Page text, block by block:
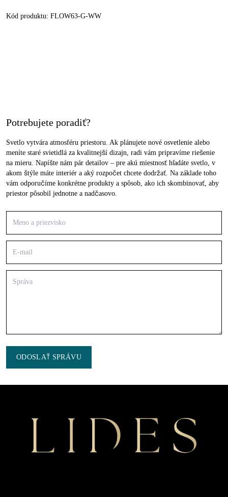
Kód produktu: FLOW63-G-WW
Potrebujete poradiť?
Svetlo vytvára atmosféru priestoru. Ak plánujete nové osvetlenie alebo
meníte staré svietidlá za kvalitnejší dizajn, radi vám pripravíme riešenie
na mieru. Napíšte nám pár detailov – pre akú miestnosť hľadáte svetlo, v
akom štýle máte interiér a aký rozpočet chcete dodržať. Na základe toho
vám odporučíme konkrétne produkty a spôsob, ako ich skombinovať, aby
priestor pôsobil jednotne a nadčasovo.
ODOSLAŤ SPRÁVU